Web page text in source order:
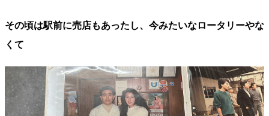
その頃は駅前に売店もあったし、今みたいなロータリーやな
くて